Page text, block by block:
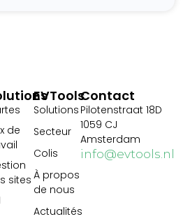
EVTools
Solutions
Secteur
Colis
À propos
de nous
Actualités
de
sites
Contact
Pilotenstraat 18D
1059 CJ
Amsterdam
info@evtools.nl